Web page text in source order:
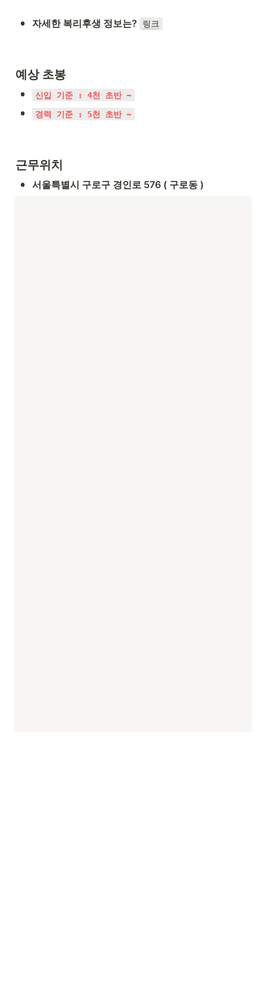
• 자세한 복리후생 정보는? 링크
예상 초봉
• 신입 기준 : 4천 초반 ~
• 경력 기준 : 5천 초반 ~
근무위치
• 서울특별시 구로구 경인로 576 ( 구로동 )